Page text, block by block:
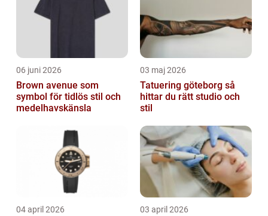
06 juni 2026
Brown avenue som
symbol för tidlös stil och
medelhavskänsla
03 maj 2026
Tatuering göteborg så
hittar du rätt studio och
stil
04 april 2026 03 april 2026